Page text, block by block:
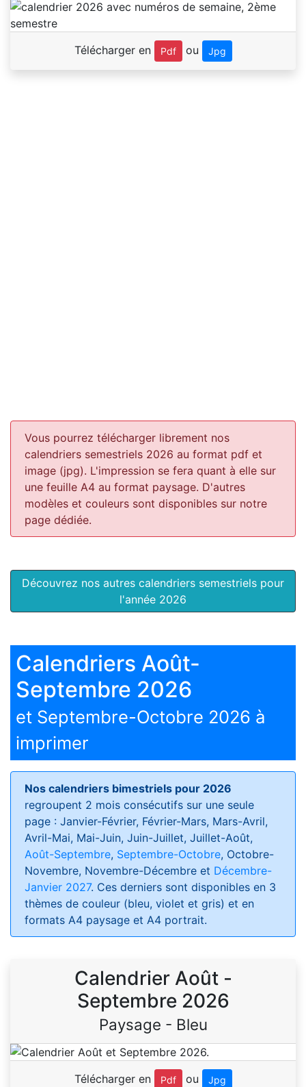
Télécharger en Pdf ou Jpg
Vous pourrez télécharger librement nos
calendriers semestriels 2026 au format pdf et
image (jpg). L'impression se fera quant à elle sur
une feuille A4 au format paysage. D'autres
modèles et couleurs sont disponibles sur notre
page dédiée.
Découvrez nos autres calendriers semestriels pour
l'année 2026
Calendriers Août-
Septembre 2026
et Septembre-Octobre 2026 à
imprimer
Nos calendriers bimestriels pour 2026
regroupent 2 mois consécutifs sur une seule
page : Janvier-Février, Février-Mars, Mars-Avril,
Avril-Mai, Mai-Juin, Juin-Juillet, Juillet-Août,
Août-Septembre, Septembre-Octobre, Octobre-
Novembre, Novembre-Décembre et Décembre-
Janvier 2027. Ces derniers sont disponibles en 3
thèmes de couleur (bleu, violet et gris) et en
formats A4 paysage et A4 portrait.
Calendrier Août -
Septembre 2026
Paysage - Bleu
Télécharger en Pdf ou Jpg